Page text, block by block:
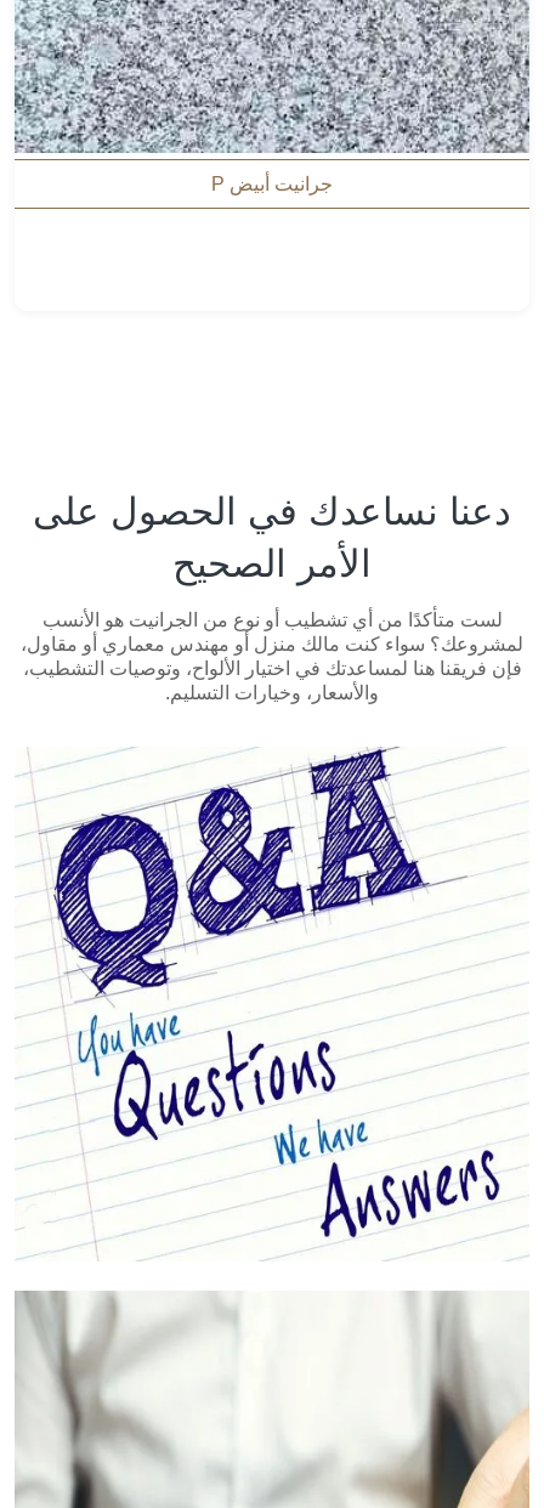
جرانيت أبيض P
دعنا نساعدك في الحصول على
الأمر الصحيح
لست متأكدًا من أي تشطيب أو نوع من الجرانيت هو الأنسب
لمشروعك؟ سواء كنت مالك منزل أو مهندس معماري أو مقاول،
فإن فريقنا هنا لمساعدتك في اختيار الألواح، وتوصيات التشطيب،
والأسعار، وخيارات التسليم.
أسئلتك مجابة (الأسئلة الشائعة)